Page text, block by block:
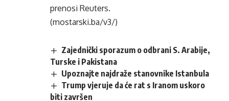
prenosi Reuters.
(mostarski.ba/v3/)
Zajednički sporazum o odbrani S. Arabije,
Turske i Pakistana
Upoznajte najdraže stanovnike Istanbula
Trump vjeruje da će rat s Iranom uskoro
biti završen